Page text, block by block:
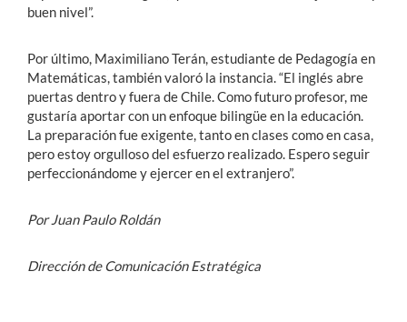
buen nivel”.
Por último, Maximiliano Terán, estudiante de Pedagogía en
Matemáticas, también valoró la instancia. “El inglés abre
puertas dentro y fuera de Chile. Como futuro profesor, me
gustaría aportar con un enfoque bilingüe en la educación.
La preparación fue exigente, tanto en clases como en casa,
pero estoy orgulloso del esfuerzo realizado. Espero seguir
perfeccionándome y ejercer en el extranjero”.
Por Juan Paulo Roldán
Dirección de Comunicación Estratégica